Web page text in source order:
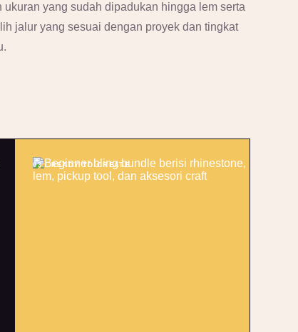
ukuran yang sudah dipadukan hingga lem serta
jalur yang sesuai dengan proyek dan tingkat
03 / READY TO CREATE